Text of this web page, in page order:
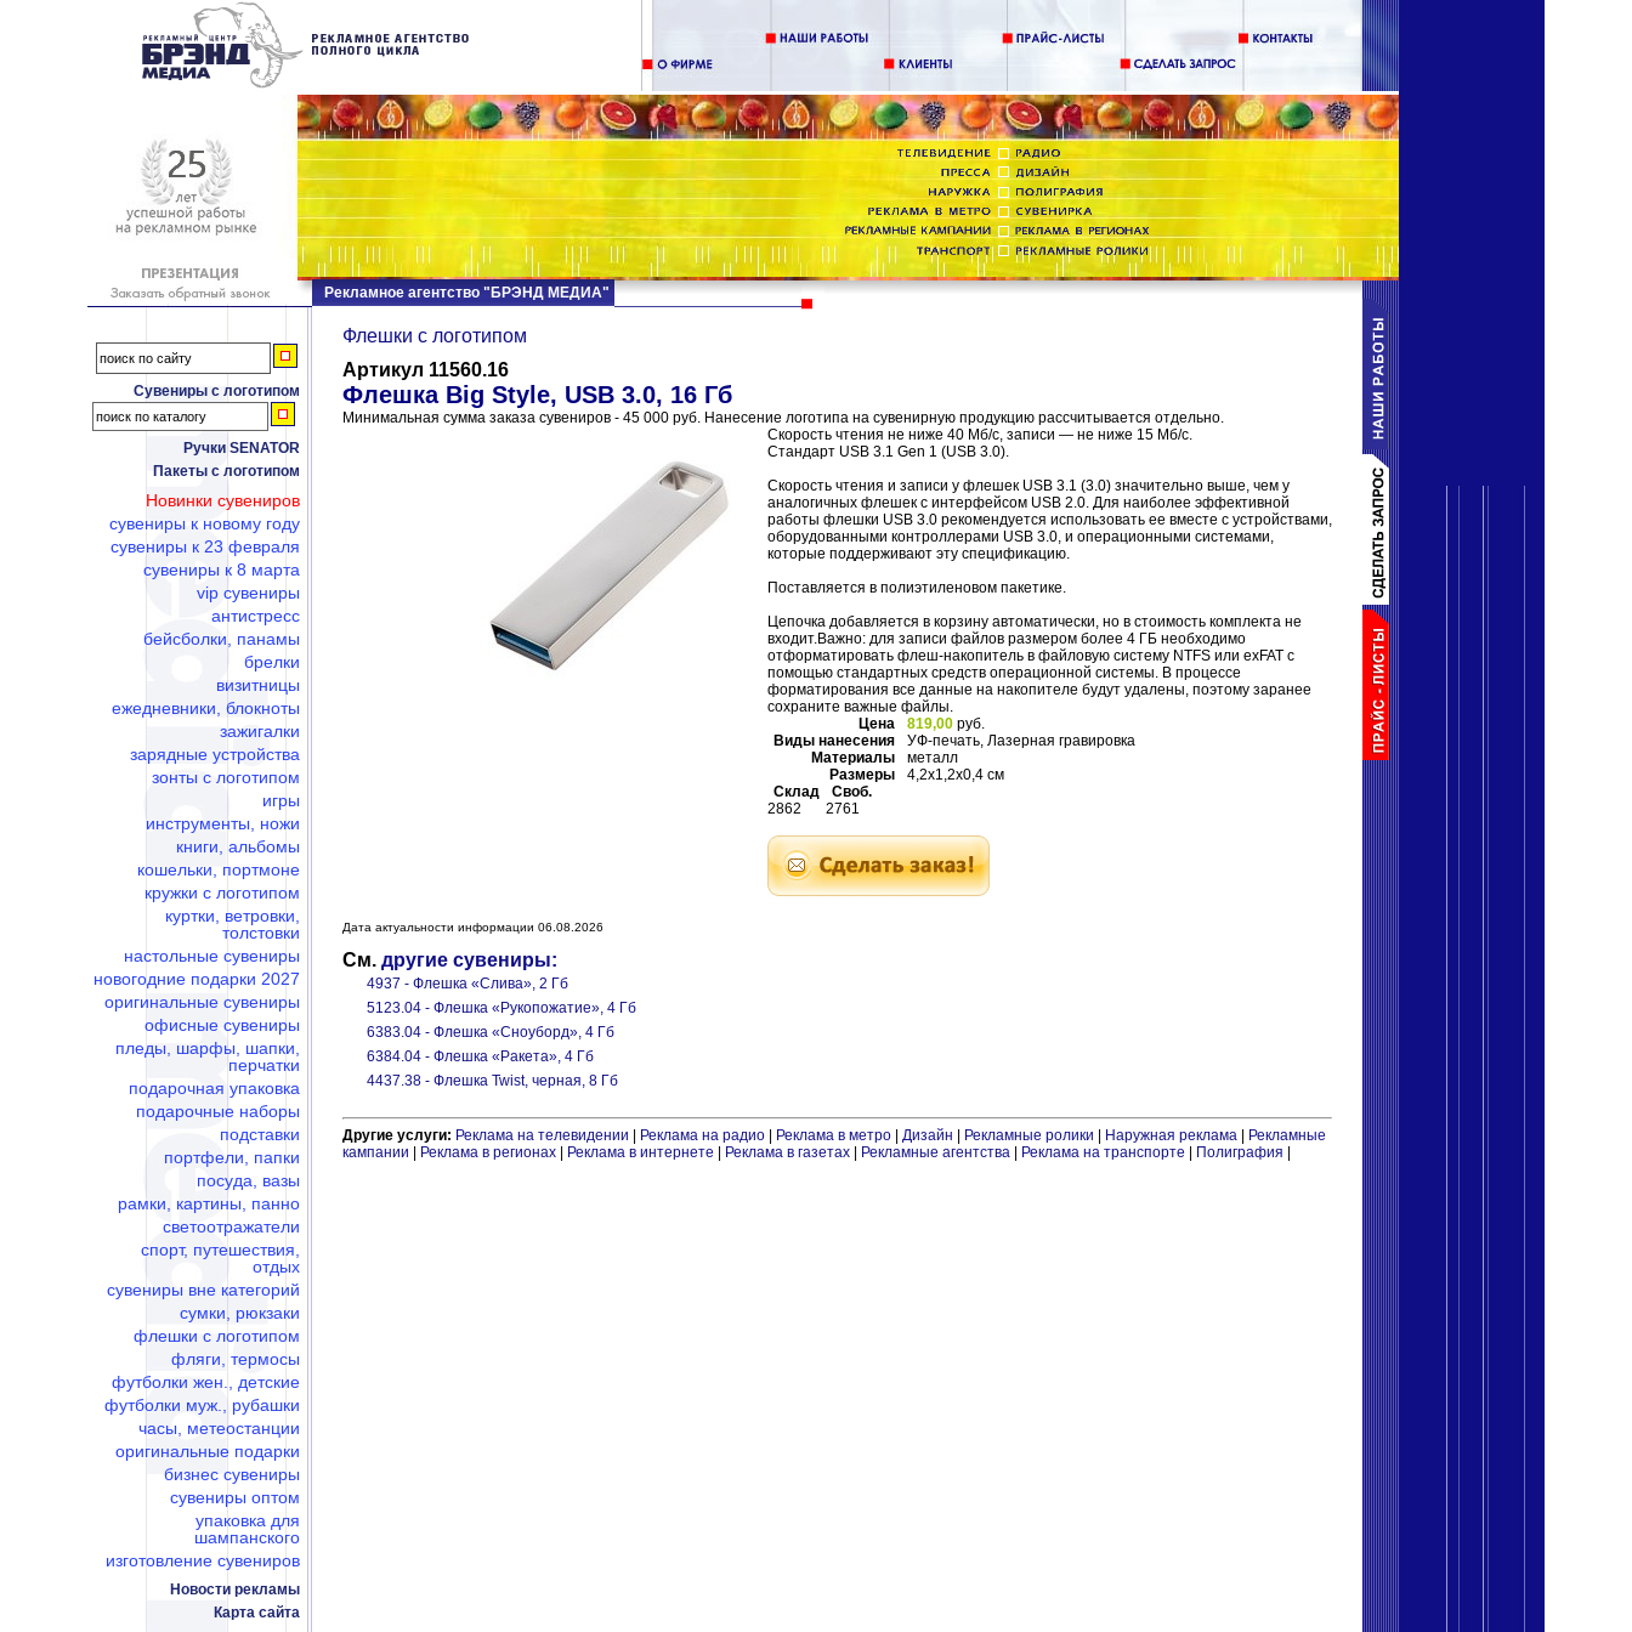
Сувениры с логотипом
Ручки SENATOR
Пакеты с логотипом
Новинки сувениров
сувениры к новому году
сувениры к 23 февраля
сувениры к 8 марта
vip сувениры
антистресс
бейсболки, панамы
брелки
визитницы
ежедневники, блокноты
зажигалки
зарядные устройства
зонты с логотипом
игры
инструменты, ножи
книги, альбомы
кошельки, портмоне
кружки с логотипом
куртки, ветровки,
толстовки
настольные сувениры
новогодние подарки 2027
оригинальные сувениры
офисные сувениры
пледы, шарфы, шапки,
перчатки
подарочная упаковка
подарочные наборы
подставки
портфели, папки
посуда, вазы
рамки, картины, панно
светоотражатели
спорт, путешествия,
отдых
сувениры вне категорий
сумки, рюкзаки
флешки c логотипом
фляги, термосы
футболки жен., детские
футболки муж., рубашки
часы, метеостанции
оригинальные подарки
бизнес сувениры
сувениры оптом
упаковка для
шампанского
изготовление сувениров
Новости рекламы
Карта сайта
Рекламное агентство "БРЭНД МЕДИА"
Флешки c логотипом
Артикул 11560.16
Флешка Big Style, USB 3.0, 16 Гб
Минимальная сумма заказа сувениров - 45 000 руб. Нанесение логотипа на сувенирную продукцию рассчитывается отдельно.
Скорость чтения не ниже 40 Мб/с, записи — не ниже 15 Мб/с.
Стандарт USB 3.1 Gen 1 (USB 3.0).
Скорость чтения и записи у флешек USB 3.1 (3.0) значительно выше, чем у
аналогичных флешек с интерфейсом USB 2.0. Для наиболее эффективной
работы флешки USB 3.0 рекомендуется использовать ее вместе с устройствами,
оборудованными контроллерами USB 3.0, и операционными системами,
которые поддерживают эту спецификацию.
Поставляется в полиэтиленовом пакетике.
Цепочка добавляется в корзину автоматически, но в стоимость комплекта не
входит.Важно: для записи файлов размером более 4 ГБ необходимо
отформатировать флеш-накопитель в файловую систему NTFS или exFAT с
помощью стандартных средств операционной системы. В процессе
форматирования все данные на накопителе будут удалены, поэтому заранее
сохраните важные файлы.
Цена
819,00 руб.
Виды нанесения
УФ-печать, Лазерная гравировка
Материалы
металл
Размеры
4,2х1,2х0,4 см
Склад
Своб.
2862
2761
Дата актуальности информации 06.08.2026
См. другие сувениры:
4937 - Флешка «Слива», 2 Гб
5123.04 - Флешка «Рукопожатие», 4 Гб
6383.04 - Флешка «Сноуборд», 4 Гб
6384.04 - Флешка «Ракета», 4 Гб
4437.38 - Флешка Twist, черная, 8 Гб
Другие услуги: Реклама на телевидении Реклама на радио Реклама в метро Дизайн Рекламные ролики Наружная реклама
Рекламные
кампании
Реклама в регионах Реклама в интернете Реклама в газетах Рекламные агентства Реклама на транспорте Полиграфия